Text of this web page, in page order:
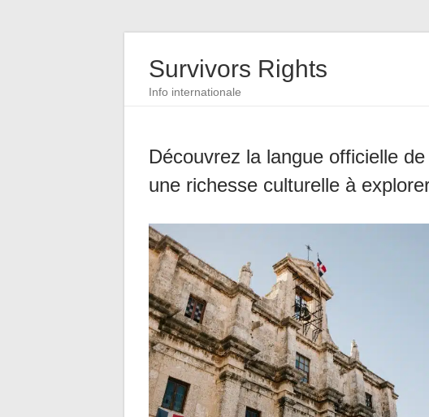
Survivors Rights
Info internationale
Découvrez la langue officielle
une richesse culturelle à